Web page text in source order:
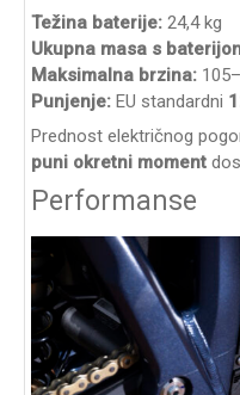
Težina baterije: 24,4 kg
Ukupna masa s
Maksimalna brzina:
Punjenje: EU standardni
Prednost električnog
puni okretni moment
Performanse